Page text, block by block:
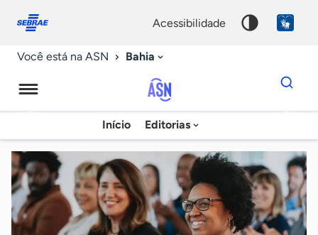
conosco
acessibilidade
Você está na ASN Bahia
Agência
Sebrae
de
Notícias
Início Editorias
Dados
para
chave